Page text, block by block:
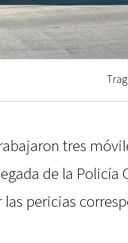
tres
de la
las pericias